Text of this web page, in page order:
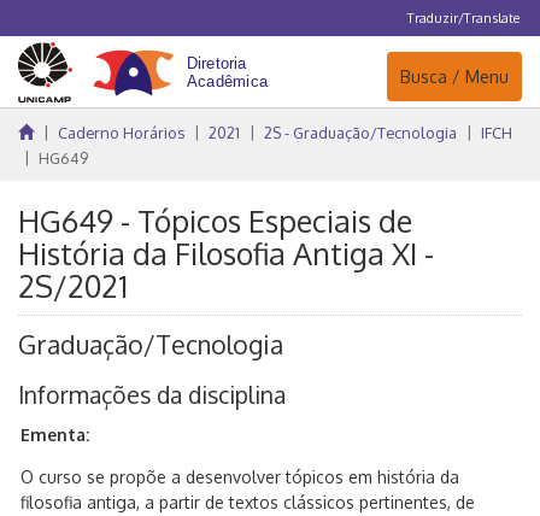
Traduzir/Translate
Navegação
Busca / Menu
Caderno Horários 2021 2S - Graduação/Tecnologia
IFCH
HG649
HG649 - Tópicos Especiais de
História da Filosofia Antiga XI -
2S/2021
Graduação/Tecnologia
Informações da disciplina
Ementa:
O curso se propõe a desenvolver tópicos em história da
filosofia antiga, a partir de textos clássicos pertinentes, de